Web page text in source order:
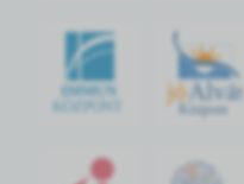
IMMUN
KÖZPONT
jó Alvás
Központ